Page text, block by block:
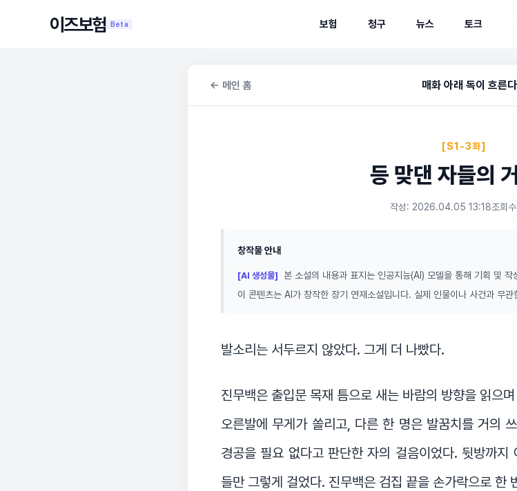
이즈보험 Beta 보험 청구 뉴스 토크
← 메인 홈 매화 아래 독이 흐른다
[S1-3화]
등 맞댄 자들의
작성: 2026.04.05 13:18조회
창작물 안내
[AI 생성물]
본 소설의 내용과 표지는 인공지능(AI) 모델을 통해 기획 및 작
이 콘텐츠는 AI가 창작한 장기 연재소설입니다. 실제 인물이나 사건과 무관
발소리는 서두르지 않았다. 그게 더 나빴다.
진무백은 출입문 목재 틈으로 새는 바람의 방향을 읽으
오른발에 무게가 쏠리고, 다른 한 명은 발꿈치를 거의
경공을 필요 없다고 판단한 자의 걸음이었다. 뒷방까
들만 그렇게 걸었다. 진무백은 검집 끝을 손가락으로 한